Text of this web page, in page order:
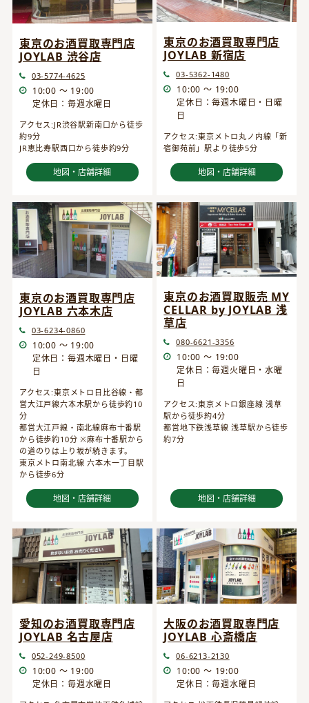
東京のお酒買取専門店
JOYLAB 渋谷店
03-5774-4625
10:00 ～ 19:00
定休日：毎週水曜日
アクセス:JR渋谷駅新南口から徒歩
約9分
JR恵比寿駅西口から徒歩約9分
地図・店舗詳細
東京のお酒買取専門店
JOYLAB 新宿店
03-5362-1480
10:00 ～ 19:00
定休日：毎週木曜日・日曜
日
アクセス:東京メトロ丸ノ内線「新
宿御苑前」駅より徒歩5分
地図・店舗詳細
東京のお酒買取専門店
JOYLAB 六本木店
03-6234-0860
10:00 ～ 19:00
定休日：毎週木曜日・日曜
日
アクセス:東京メトロ日比谷線・都
営大江戸線六本木駅から徒歩約10
分
都営大江戸線・南北線麻布十番駅
から徒歩約10分 ※麻布十番駅から
の道のりは上り坂が続きます。
東京メトロ南北線 六本木一丁目駅
から徒歩6分
地図・店舗詳細
東京のお酒買取販売 MY
CELLAR by JOYLAB 浅
草店
080-6621-3356
10:00 ～ 19:00
定休日：毎週火曜日・水曜
日
アクセス:東京メトロ銀座線 浅草
駅から徒歩約4分
都営地下鉄浅草線 浅草駅から徒歩
約7分
地図・店舗詳細
愛知のお酒買取専門店
JOYLAB 名古屋店
052-249-8500
10:00 ～ 19:00
定休日：毎週水曜日
大阪のお酒買取専門店
JOYLAB 心斎橋店
06-6213-2130
10:00 ～ 19:00
定休日：毎週水曜日